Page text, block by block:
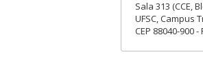
Sala 313 (CCE,
UFSC, Campus
CEP 88040-900